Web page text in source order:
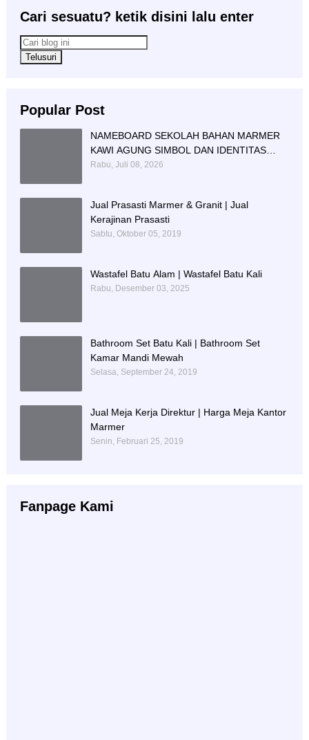
Cari sesuatu? ketik disini lalu enter
Popular Post
NAMEBOARD SEKOLAH BAHAN MARMER
KAWI AGUNG SIMBOL DAN IDENTITAS
PENDIDIKAN
Rabu, Juli 08, 2026
Jual Prasasti Marmer & Granit | Jual
Kerajinan Prasasti
Sabtu, Oktober 05, 2019
Wastafel Batu Alam | Wastafel Batu Kali
Rabu, Desember 03, 2025
Bathroom Set Batu Kali | Bathroom Set
Kamar Mandi Mewah
Selasa, September 24, 2019
Jual Meja Kerja Direktur | Harga Meja Kantor
Marmer
Senin, Februari 25, 2019
Fanpage Kami